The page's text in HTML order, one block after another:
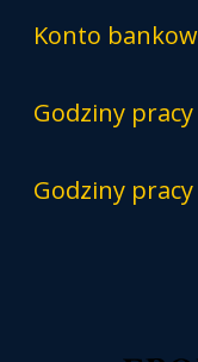
Konto
Godziny pracy
Godziny pracy